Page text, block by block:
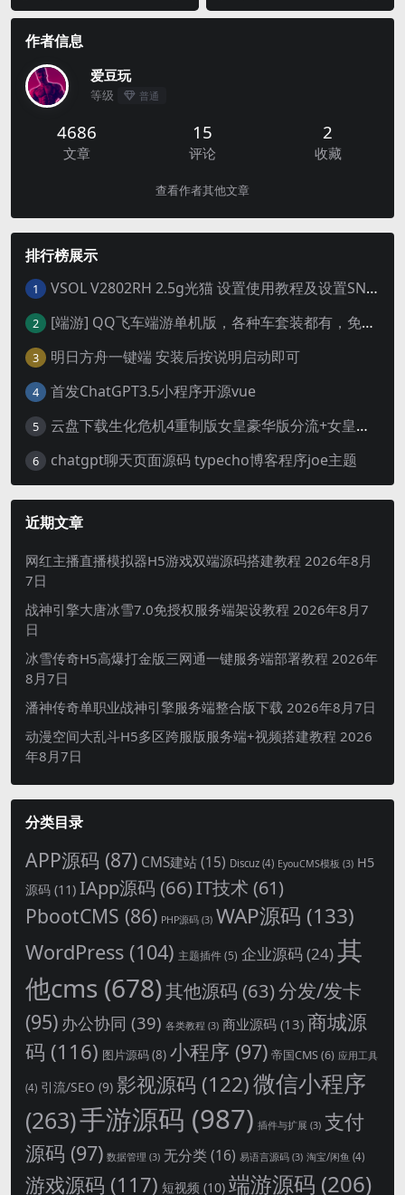
作者信息
爱豆玩
等级 普通
4686
文章
15
评论
2
收藏
查看作者其他文章
排行榜展示
1 VSOL V2802RH 2.5g光猫 设置使用教程及设置SN教程-附带稳定固件使用手册等
2 [端游] QQ飞车端游单机版，各种车套装都有，免虚拟机
3 明日方舟一键端 安装后按说明启动即可
4 首发ChatGPT3.5小程序开源vue
5 云盘下载生化危机4重制版女皇豪华版分流+女皇学习补丁+修改器 解压即玩【阿里云盘】
6 chatgpt聊天页面源码 typecho博客程序joe主题
近期文章
网红主播直播模拟器H5游戏双端源码搭建教程 2026年8月
7日
战神引擎大唐冰雪7.0免授权服务端架设教程 2026年8月7
日
冰雪传奇H5高爆打金版三网通一键服务端部署教程 2026年
8月7日
潘神传奇单职业战神引擎服务端整合版下载 2026年8月7日
动漫空间大乱斗H5多区跨服版服务端+视频搭建教程 2026
年8月7日
分类目录
APP源码 (87) CMS建站 (15) Discuz (4) EyouCMS模板 (3) H5
源码 (11) IApp源码 (66)IT技术 (61)
PbootCMS (86) PHP源码 (3) WAP源码 (133)
WordPress (104) 主题插件(5) 企业源码 (24)其
他cms (678)其他源码 (63)分发/发卡
(95) 办公协同 (39) 各类教程 (3) 商业源码 (13) 商城源
码 (116) 图片源码(8) 小程序 (97) 帝国CMS(6) 应用工具
(4) 引流/SEO (9) 影视源码 (122)微信小程序
(263)手游源码 (987) 插件与扩展 (3) 支付
源码 (97) 数据管理 (3) 无分类(16) 易语言源码 (3) 淘宝/闲鱼 (4)
游戏源码 (117) 短视频 (10) 端游源码 (206)